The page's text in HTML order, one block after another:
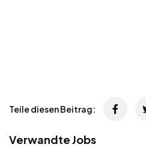
Teile diesen Beitrag:
Verwandte Jobs